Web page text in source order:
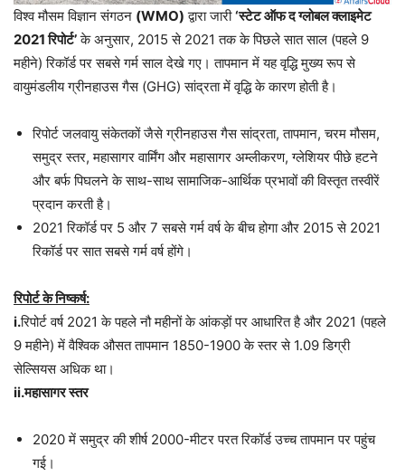
विश्व मौसम विज्ञान संगठन (WMO) द्वारा जारी‘स्टेट ऑफ द ग्लोबल क्लाइमेट
2021 रिपोर्ट’के अनुसार, 2015 से 2021 तक के पिछले सात साल (पहले 9
महीने) रिकॉर्ड पर सबसे गर्म साल देखे गए। तापमान में यह वृद्धि मुख्य रूप से
वायुमंडलीय ग्रीनहाउस गैस (GHG) सांद्रता में वृद्धि के कारण होती है।
रिपोर्ट जलवायु संकेतकों जैसे ग्रीनहाउस गैस सांद्रता, तापमान, चरम मौसम,
समुद्र स्तर, महासागर वार्मिंग और महासागर अम्लीकरण, ग्लेशियर पीछे हटने
और बर्फ पिघलने के साथ-साथ सामाजिक-आर्थिक प्रभावों की विस्तृत तस्वीरें
प्रदान करती है।
2021 रिकॉर्ड पर 5 और 7 सबसे गर्म वर्ष के बीच होगा और 2015 से 2021
रिकॉर्ड पर सात सबसे गर्म वर्ष होंगे।
रिपोर्ट के निष्कर्ष:
i.रिपोर्ट वर्ष 2021 के पहले नौ महीनों के आंकड़ों पर आधारित है और 2021 (पहले
9 महीने) में वैश्विक औसत तापमान 1850-1900 के स्तर से 1.09 डिग्री
सेल्सियस अधिक था।
ii.महासागर स्तर
2020 में समुद्र की शीर्ष 2000-मीटर परत रिकॉर्ड उच्च तापमान पर पहुंच
गई।